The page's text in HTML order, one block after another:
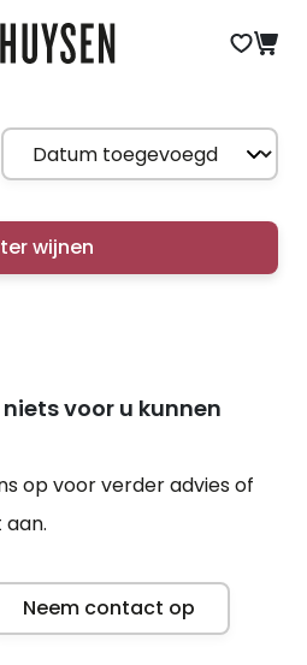
wijnen
voor u kunnen
op voor verder advies of
Neem contact op